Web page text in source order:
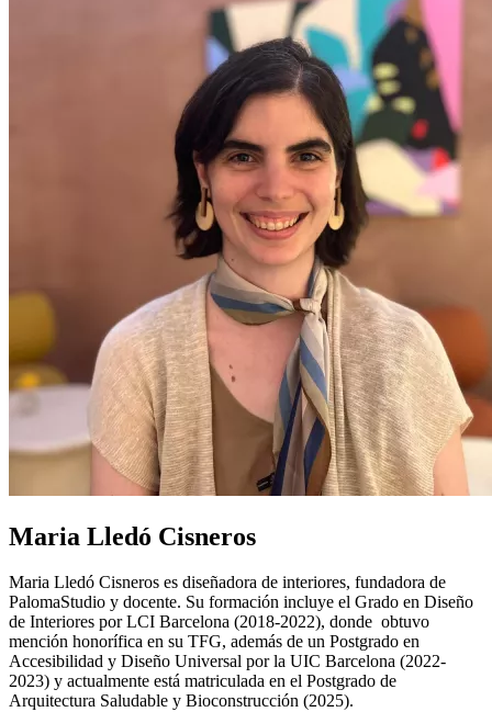
Maria Lledó Cisneros
Maria Lledó Cisneros es diseñadora de interiores, fundadora de
PalomaStudio y docente. Su formación incluye el Grado en Diseño
de Interiores por LCI Barcelona (2018-2022), donde obtuvo
mención honorífica en su TFG, además de un Postgrado en
Accesibilidad y Diseño Universal por la UIC Barcelona (2022-
2023) y actualmente está matriculada en el Postgrado de
Arquitectura Saludable y Bioconstrucción (2025).